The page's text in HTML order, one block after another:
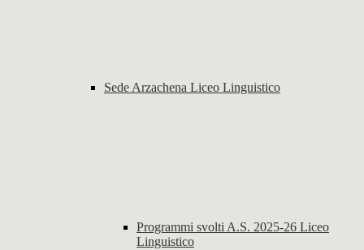
Sede Arzachena Liceo Linguistico
Programmi svolti A.S. 2025-26 Liceo
Linguistico